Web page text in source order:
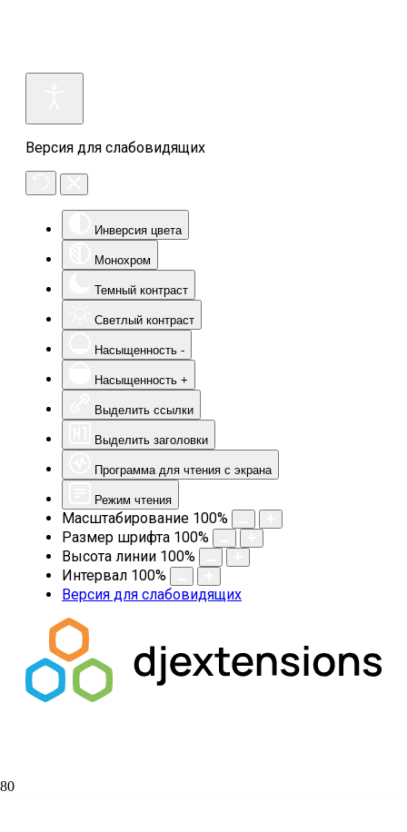
Версия для слабовидящих
Инверсия цвета
Монохром
Темный контраст
Светлый контраст
Насыщенность -
Насыщенность +
Выделить ссылки
Выделить заголовки
Программа для чтения с экрана
Режим чтения
Масштабирование 100%
Размер шрифта 100%
Высота линии 100%
Интервал 100%
Версия для слабовидящих